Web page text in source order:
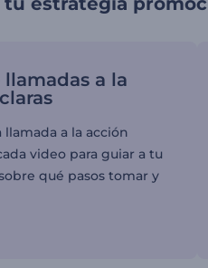
a la
llamada a la acción
video para guiar a tu
qué pasos tomar y